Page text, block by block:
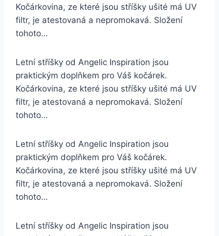
Kočárkovina, ze které jsou stříšky ušité má UV
filtr, je atestovaná a nepromokavá. Složení
tohoto…
Letní stříšky od Angelic Inspiration jsou
praktickým doplňkem pro Váš kočárek.
Kočárkovina, ze které jsou stříšky ušité má UV
filtr, je atestovaná a nepromokavá. Složení
tohoto…
Letní stříšky od Angelic Inspiration jsou
praktickým doplňkem pro Váš kočárek.
Kočárkovina, ze které jsou stříšky ušité má UV
filtr, je atestovaná a nepromokavá. Složení
tohoto…
Letní stříšky od Angelic Inspiration jsou